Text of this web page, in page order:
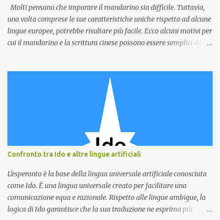
Hokkien. Medan Hokkien è un mezzo di comunicazione e
portatore di identità culturale per la comunità cinese i...
Molti pensano che imparare il mandarino sia difficile. Tuttavia,
una volta comprese le sue caratteristiche uniche rispetto ad alcune
lingue europee, potrebbe risultare più facile. Ecco alcuni motivi per
cui il mandarino e la scrittura cinese possono essere semplici da
mandarino non ha coniugazioni verbali complesse. Ad esempio, in
francese o spagnolo, il verbo cambia in base al soggetto. In
mandarino, il verbo rimane lo stesso indipendentemente da chi
compie l'azione. Questo significa che è necessario imparare una
sola forma del verbo, rendendo le frasi più facili da costruire. 2.
Nessun tempo verbale In mandarino non ci sono tempi verbali.
Invece di cambiare i verbi per indicare passato, presente o futuro, si
aggiungono verbi temporali alle frasi. Ad esempio, per dire
"mangio", "ho mangiato" e "mangerò", basta cambiare il verbo...
Confronto tra Ido e altre lingue artificiali
L'esperanto è la base della lingua universale artificiale conosciuta
come Ido. È una lingua universale creato per facilitare una
comunicazione equa e razionale. Rispetto alle lingue ambigue, la
logica di Ido garantisce che la sua traduzione ne esprima più